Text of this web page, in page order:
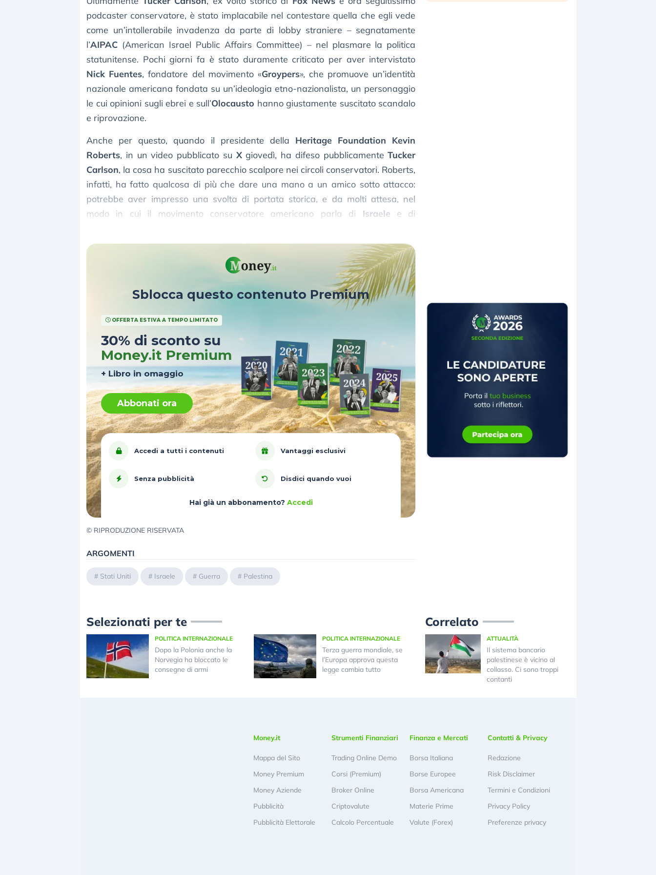
podcaster conservatore, è stato implacabile nel contestare quella che egli vede
come un’intollerabile invadenza da parte di lobby straniere – segnatamente
l’AIPAC (American Israel Public Affairs Committee) – nel plasmare la politica
statunitense. Pochi giorni fa è stato duramente criticato per aver intervistato
Nick Fuentes, fondatore del movimento «Groypers», che promuove un’identità
nazionale americana fondata su un’ideologia etno-nazionalista, un personaggio
le cui opinioni sugli ebrei e sull’Olocausto hanno giustamente suscitato scandalo
e riprovazione.
Anche per questo, quando il presidente della Heritage Foundation
Kevin
Roberts, in un video pubblicato su Xgiovedì, ha difeso pubblicamenteTucker
Carlson, la cosa ha suscitato parecchio scalpore nei circoli conservatori. Roberts,
infatti, ha fatto qualcosa di più che dare una mano a un amico sotto attacco:
potrebbe aver impresso una svolta di portata storica, e da molti attesa, nel
modo in cui il movimento conservatore americano parla di Israele e di
Sblocca questo contenuto Premium
OFFERTA ESTIVA A TEMPO LIMITATO
30% di sconto su
Money.it Premium
+ Libro in omaggio
Abbonati ora
Accedi a tutti i contenuti Vantaggi esclusivi
Senza pubblicità Disdici quando vuoi
Hai già un abbonamento? Accedi
© RIPRODUZIONE RISERVATA
ARGOMENTI
# Stati Uniti # Israele # Guerra # Palestina
Selezionati per te
POLITICA INTERNAZIONALE
Dopo la Polonia anche la
Norvegia ha bloccato le
consegne di armi
POLITICA INTERNAZIONALE
Terza guerra mondiale, se
l’Europa approva questa
legge cambia tutto
Correlato
ATTUALITÀ
Il sistema bancario
palestinese è vicino al
collasso. Ci sono troppi
contanti
Money.it
Mappa del Sito
Money Premium
Money Aziende
Pubblicità
Pubblicità Elettorale
Strumenti Finanziari
Trading Online Demo
Corsi (Premium)
Broker Online
Criptovalute
Calcolo Percentuale
Finanza e Mercati
Borsa Italiana
Borse Europee
Borsa Americana
Materie Prime
Valute (Forex)
Contatti & Privacy
Redazione
Risk Disclaimer
Termini e Condizioni
Privacy Policy
Preferenze privacy